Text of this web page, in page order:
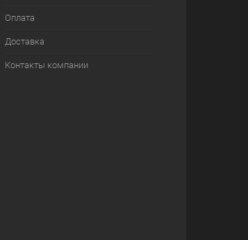
Оплата
Доставка
Контакты компании